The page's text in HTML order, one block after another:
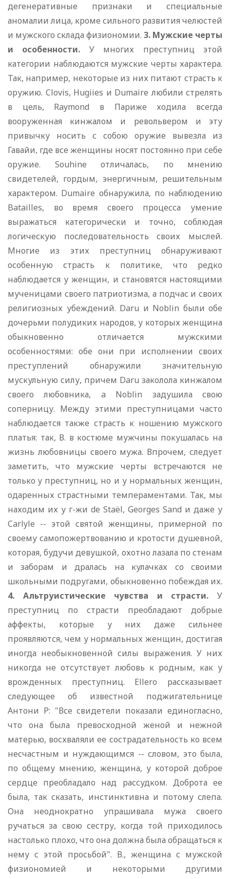
дегенеративные признаки и специальные
аномалии лица, кроме сильного развития челюстей
и мужского склада физиономии. 3. Мужские черты
и особенности. У многих преступниц этой
категории наблюдаются мужские черты характера.
Так, например, некоторые из них питают страсть к
оружию. Clovis, Hugiies и Dumaire любили стрелять
в цель, Raymond в Париже ходила всегда
вооруженная кинжалом и револьвером и эту
привычку носить с собою оружие вывезла из
Гавайи, где все женщины носят постоянно при себе
оружие. Souhine отличалась, по мнению
свидетелей, гордым, энергичным, решительным
характером. Dumaire обнаружила, по наблюдению
Batailles, во время своего процесса умение
выражаться категорически и точно, соблюдая
логическую последовательность своих мыслей.
Многие из этих преступниц обнаруживают
особенную страсть к политике, что редко
наблюдается у женщин, и становятся настоящими
мученицами своего патриотизма, а подчас и своих
религиозных убеждений. Daru и Noblin были обе
дочерьми полудиких народов, у которых женщина
обыкновенно отличается мужскими
особенностями: обе они при исполнении своих
преступлений обнаружили значительную
мускульную силу, причем Daru заколола кинжалом
своего любовника, a Noblin задушила свою
соперницу. Между этими преступницами часто
наблюдается также страсть к ношению мужского
платья: так, В. в костюме мужчины покушалась на
жизнь любовницы своего мужа. Впрочем, следует
заметить, что мужские черты встречаются не
только y преступниц, но и у нормальных женщин,
одаренных страстными темпераментами. Так, мы
находим их у г-жи de Staël, Georges Sand и даже у
Carlyle -- этой святой женщины, примерной по
своему самопожертвованию и кротости душевной,
которая, будучи девушкой, охотно лазала по стенам
и заборам и дралась на кулачках со своими
школьными подругами, обыкновенно побеждая их.
4. Альтруистические чувства и страсти. У
преступниц по страсти преобладают добрые
аффекты, которые у них даже сильнее
проявляются, чем у нормальных женщин, достигая
иногда необыкновенной силы выражения. У них
никогда не отсутствует любовь к родным, как у
врожденных преступниц. Ellero рассказывает
следующее об известной поджигательнице
Антони Р: "Все свидетели показали единогласно,
что она была превосходной женой и нежной
матерью, восхваляли ее сострадательность ко всем
несчастным и нуждающимся -- словом, это была,
по общему мнению, женщина, у которой доброе
сердце преобладало над рассудком. Доброта ее
была, так сказать, инстинктивна и потому слепа.
Она неоднократно упрашивала мужа своего
ручаться за свою сестру, когда той приходилось
настолько плохо, что она должна была обращаться к
нему с этой просьбой". В., женщина с мужской
физиономией и некоторыми другими